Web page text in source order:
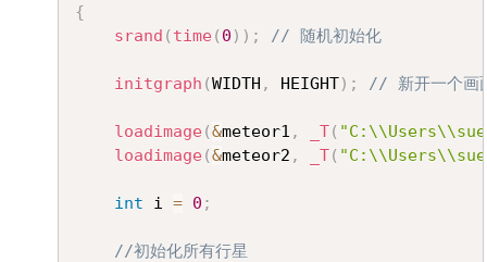
{
srand ( time( 0 ) ) ; // 随机初始化
initgraph (WIDTH , HEIGHT) ; // 新开一个画
loadimage(&meteor1 , _T(
loadimage(&meteor2 , _T(
int i = 0 ;
//初始化所有行星